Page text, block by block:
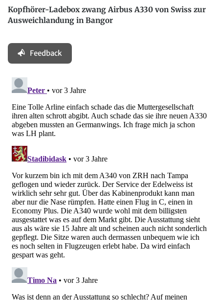
Kopfhörer-Ladebox zwang Airbus A330 von Swiss zur
Ausweichlandung in Bangor
Feedback